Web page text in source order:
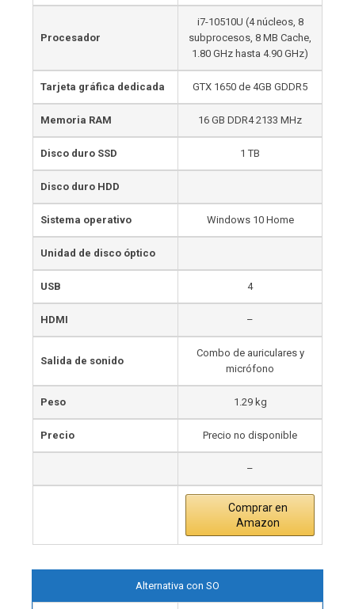
Procesador
i7-10510U (4 núcleos, 8
subprocesos, 8 MB Cache,
1.80 GHz hasta 4.90 GHz)
Tarjeta gráfica dedicada GTX 1650 de 4GB GDDR5
Memoria RAM 16 GB DDR4 2133 MHz
Disco duro SSD 1 TB
Disco duro HDD
Sistema operativo Windows 10 Home
Unidad de disco óptico
USB 4
HDMI –
Salida de sonido
Combo de auriculares y
micrófono
Peso 1.29 kg
Precio Precio no disponible
–
Comprar en
Amazon
Alternativa con SO